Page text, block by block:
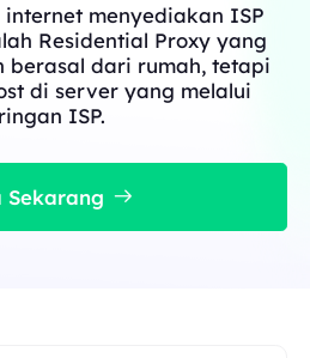
menyediakan ISP
Residential Proxy yang
berasal dari rumah, tetapi
di server yang melalui
ISP.
Sekarang